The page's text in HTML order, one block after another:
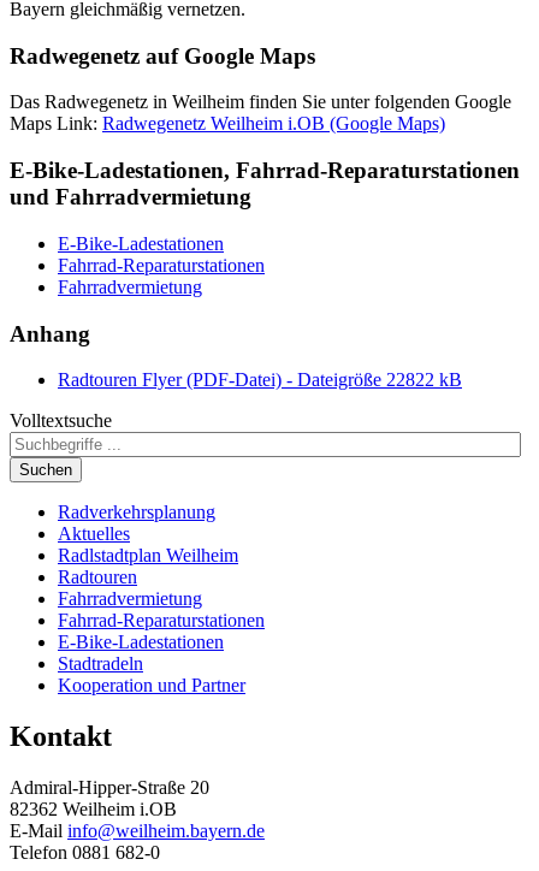
Bayern gleichmäßig vernetzen.
Radwegenetz auf Google Maps
Das Radwegenetz in Weilheim finden Sie unter folgenden Google
Maps Link: Radwegenetz Weilheim i.OB (Google Maps)
E-Bike-Ladestationen, Fahrrad-Reparaturstationen
und Fahrradvermietung
E-Bike-Ladestationen
Fahrrad-Reparaturstationen
Fahrradvermietung
Anhang
Radtouren Flyer (PDF-Datei) - Dateigröße 22822 kB
Volltextsuche
Suchen
Radverkehrsplanung
Aktuelles
Radlstadtplan Weilheim
Radtouren
Fahrradvermietung
Fahrrad-Reparaturstationen
E-Bike-Ladestationen
Stadtradeln
Kooperation und Partner
Kontakt
Admiral-Hipper-Straße 20
82362 Weilheim i.OB
E-Mail info@weilheim.bayern.de
Telefon 0881 682-0